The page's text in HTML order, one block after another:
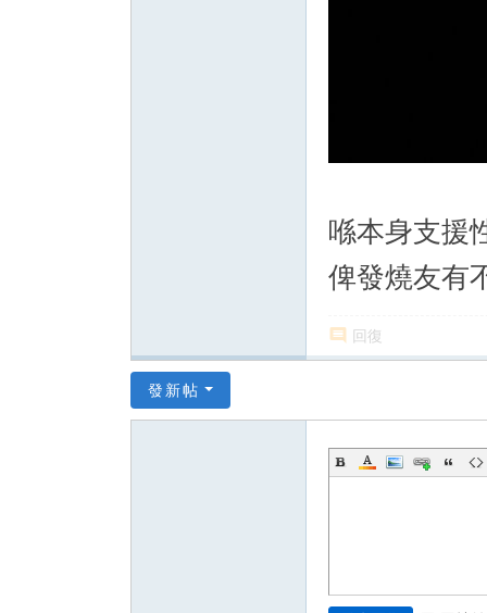
喺本身支援
俾發燒友有
回復
發新帖